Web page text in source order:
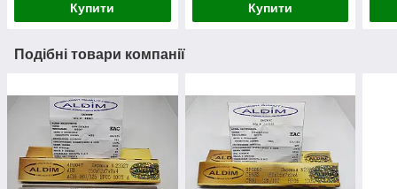
Купити Купити
Подібні товари компанії